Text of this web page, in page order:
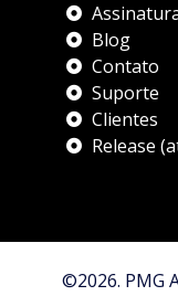
Blog
Contato
Suporte
Clientes
Release
©2026. PMG